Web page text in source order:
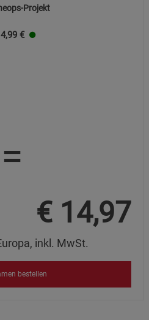
Projekt
4,99 €
=
€ 14,97
inkl. MwSt.
bestellen